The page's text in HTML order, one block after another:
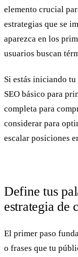
elemento crucial
estrategias que se
aparezca en los
usuarios buscan
Si estás iniciando tu
SEO básico para
completa para
considerar para
escalar posiciones
Define tus
estrategia de
El primer paso
o frases que tu